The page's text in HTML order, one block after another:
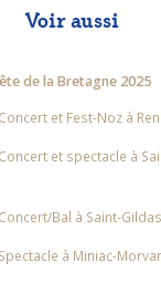
Voir aussi
de la Bretagne 2025
et Fest-Noz à
et spectacle à
Bal à Saint-
à Miniac-